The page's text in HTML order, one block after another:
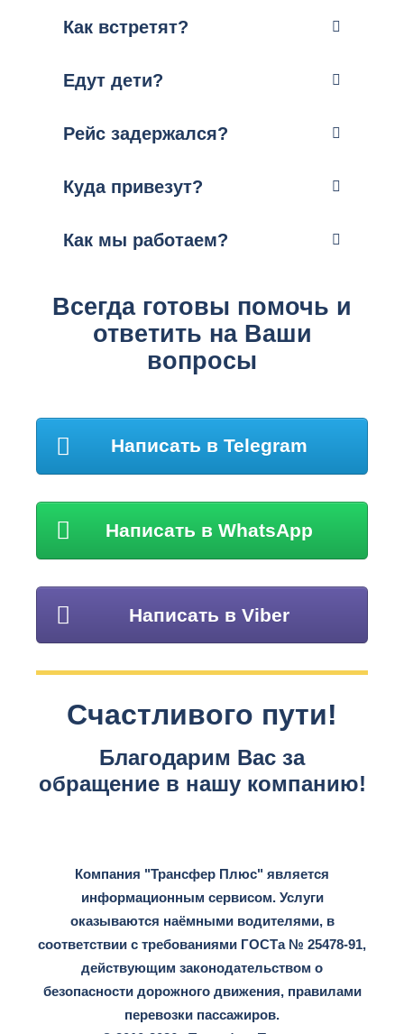
Как встретят?
Едут дети?
Рейс задержался?
Куда привезут?
Как мы работаем?
Всегда готовы помочь и
ответить на Ваши
вопросы
Написать в Telegram
Написать в WhatsApp
Написать в Viber
Счастливого пути!
Благодарим Вас за
обращение в нашу компанию!
Компания "Трансфер Плюс" является
информационным сервисом. Услуги
оказываются наёмными водителями, в
соответствии с требованиями ГОСТа № 25478-91,
действующим законодательством о
безопасности дорожного движения, правилами
перевозки пассажиров.